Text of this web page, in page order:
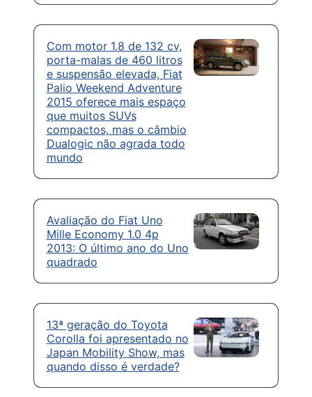
Com motor 1.8 de 132 cv,
porta-malas de 460 litros
e suspensão elevada, Fiat
Palio Weekend Adventure
2015 oferece mais espaço
que muitos SUVs
compactos, mas o câmbio
Dualogic não agrada todo
mundo
Avaliação do Fiat Uno
Mille Economy 1.0 4p
2013: O último ano do Uno
quadrado
13ª geração do Toyota
Corolla foi apresentado no
Japan Mobility Show, mas
quando disso é verdade?